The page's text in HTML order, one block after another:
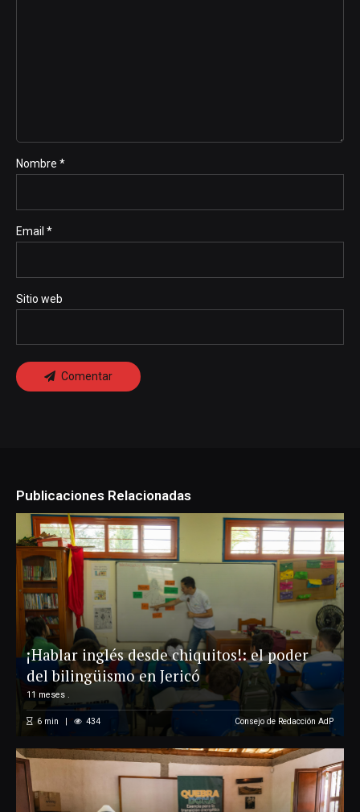
Nombre *
Email *
Sitio web
Comentar
Publicaciones Relacionadas
¡Hablar inglés desde chiquitos!: el poder
del bilingüismo en Jericó
11 meses .
6min 434 Consejo de Redacción AdP